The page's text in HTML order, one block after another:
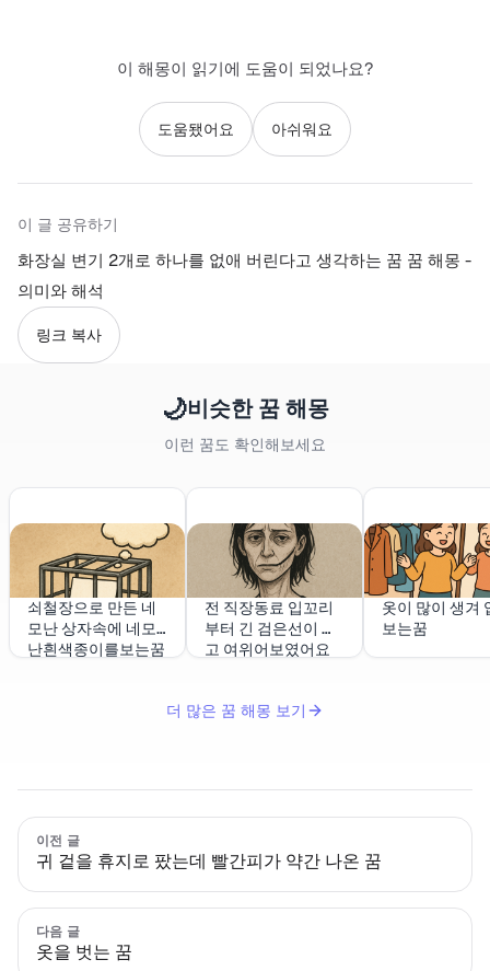
이 해몽이 읽기에 도움이 되었나요?
도움됐어요 아쉬워요
이 글 공유하기
화장실 변기 2개로 하나를 없애 버린다고 생각하는 꿈 꿈 해몽 -
의미와 해석
링크 복사
🌙비슷한 꿈 해몽
이런 꿈도 확인해보세요
쇠철장으로 만든 네
모난 상자속에 네모
난흰색종이를보는꿈
전 직장동료 입꼬리
부터 긴 검은선이 있
고 여위어보였어요
옷이 많이 생겨
보는꿈
더 많은 꿈 해몽 보기
이전 글
귀 겉을 휴지로 팠는데 빨간피가 약간 나온 꿈
다음 글
옷을 벗는 꿈